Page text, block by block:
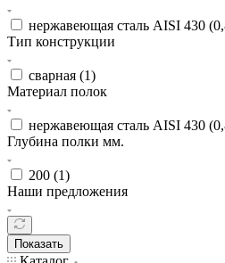
нержавеющая сталь AISI 430
Тип конструкции
сварная (1)
Материал полок
нержавеющая сталь AISI 430
Глубина полки мм.
200 (1)
Наши предложения
Показать